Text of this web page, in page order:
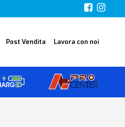
Post Vendita Lavora con noi